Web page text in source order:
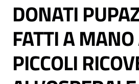
Novità
DONATI
FATTI A
PICCOLI